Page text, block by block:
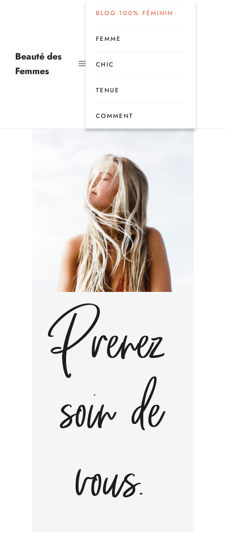
Beauté des
Femmes
BLOG 100% FÉMININ
FEMME
CHIC
TENUE
COMMENT
Prenez
soin de
vous.